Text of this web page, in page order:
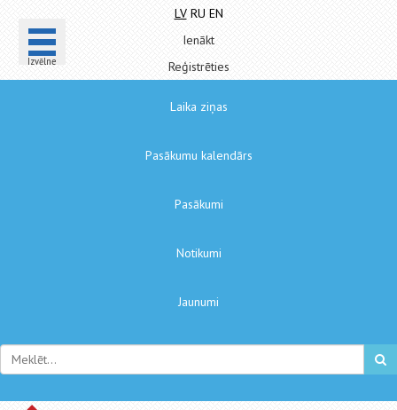
Izvēlne
LV RU EN
Ienākt
Reģistrēties
Laika ziņas
Pasākumu kalendārs
Pasākumi
Notikumi
Jaunumi